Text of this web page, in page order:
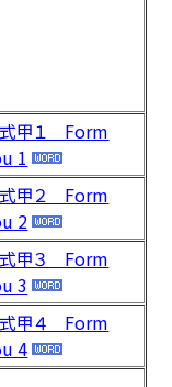
甲１ Form
1
甲２ Form
2
甲３ Form
3
甲４ Form
4